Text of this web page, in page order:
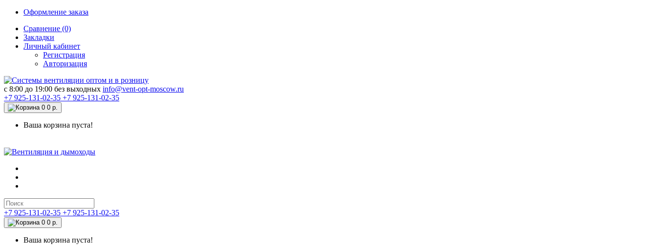
Оформление заказа
Сравнение (0)
Закладки
Личный кабинет
Регистрация
Авторизация
c 8:00 до 19:00 без выходных info@vent-opt-moscow.ru
+7 925-131-02-35 +7 925-131-02-35
0 0 р.
Ваша корзина пуста!
+7 925-131-02-35 +7 925-131-02-35
0 0 р.
Ваша корзина пуста!